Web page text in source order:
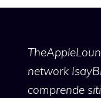
network
comprende